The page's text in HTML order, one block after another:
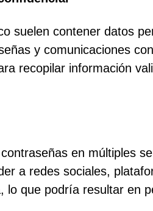
suelen contener datos
y comunicaciones
recopilar información
en múltiples
a redes sociales,
lo que podría resultar en